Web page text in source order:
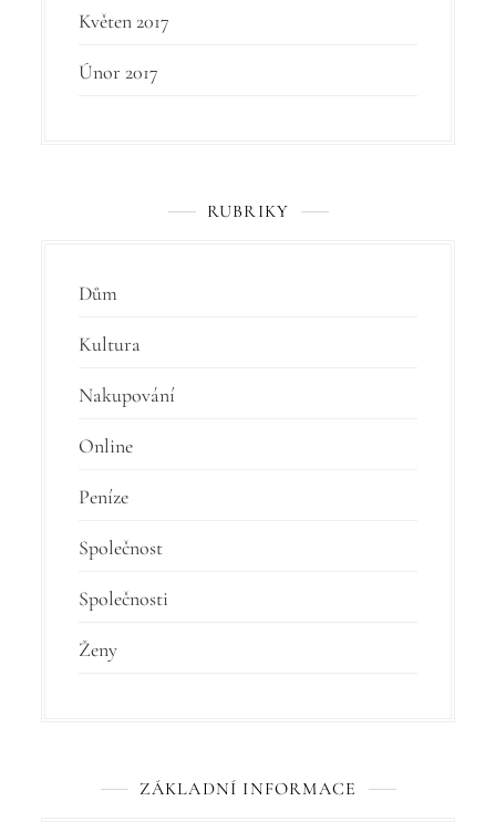
Květen 2017
Únor 2017
RUBRIKY
Dům
Kultura
Nakupování
Online
Peníze
Společnost
Společnosti
Ženy
ZÁKLADNÍ INFORMACE